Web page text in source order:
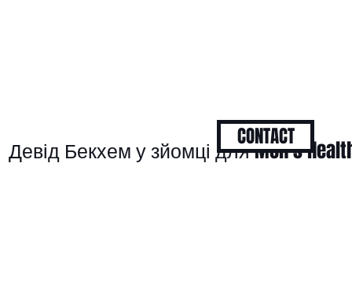
Девід Бекхем у зйомці для Men’s
CONTACT